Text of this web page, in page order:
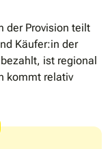
der Provision teilt
Käufer:in der
ist regional
kommt relativ